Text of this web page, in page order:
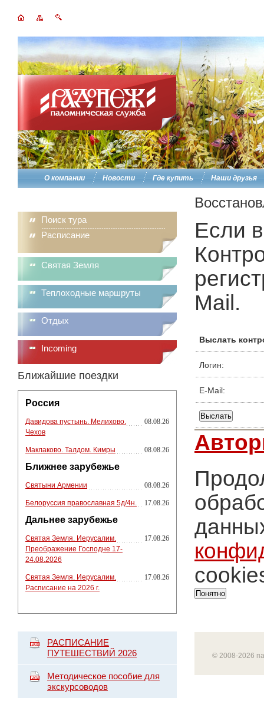
О компании Новости Где купить Наши друзья
Поиск тура
Расписание
Святая Земля
Теплоходные маршруты
Отдых
Incoming
Ближайшие поездки
Россия
Давидова пустынь. Мелихово.
Чехов
08.08.26
Маклаково. Талдом. Кимры 08.08.26
Ближнее зарубежье
Святыни Армении 08.08.26
Белоруссия православная 5д/4н. 17.08.26
Дальнее зарубежье
Святая Земля. Иерусалим.
Преображение Господне 17-
24.08.2026
17.08.26
Святая Земля. Иерусалим.
Расписание на 2026 г.
17.08.26
РАСПИСАНИЕ
ПУТЕШЕСТВИЙ 2026
Методическое пособие для
экскурсоводов
Если
Mail.
Выслать
Логин:
E-Mail:
Понятно
© 2008-2026